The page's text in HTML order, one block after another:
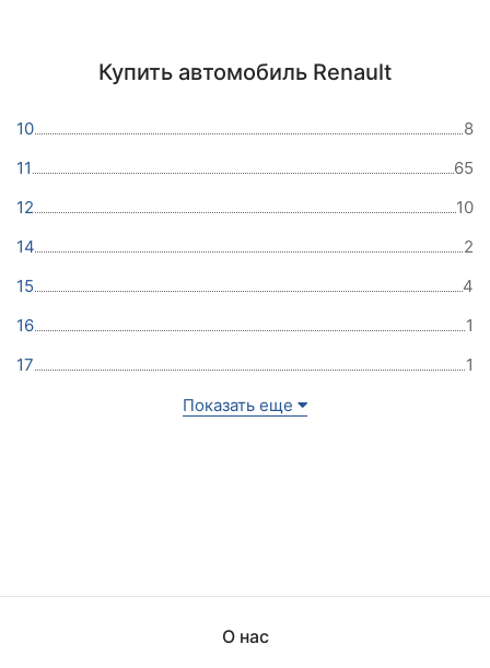
Купить автомобиль Renault
10
8
11
65
12
10
14
2
15
4
16
1
17
1
Показать еще
О нас